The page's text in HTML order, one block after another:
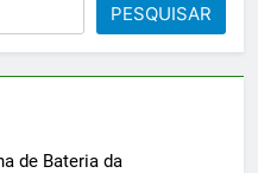
PESQUISAR
de Bateria da